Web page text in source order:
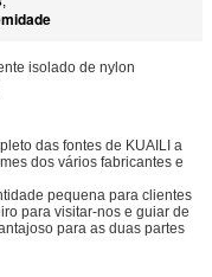
isolado de nylon
das fontes de KUAILI a
dos vários fabricantes e
pequena para clientes
para visitar-nos e guiar de
para as duas partes